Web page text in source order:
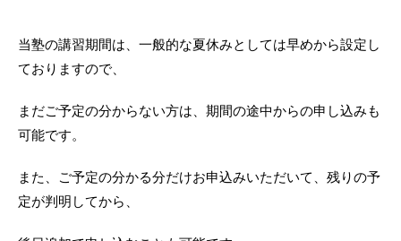
当塾の講習期間は、一般的な夏休みとしては早めから設定し
ておりますので、
まだご予定の分からない方は、期間の途中からの申し込みも
可能です。
また、ご予定の分かる分だけお申込みいただいて、残りの予
定が判明してから、